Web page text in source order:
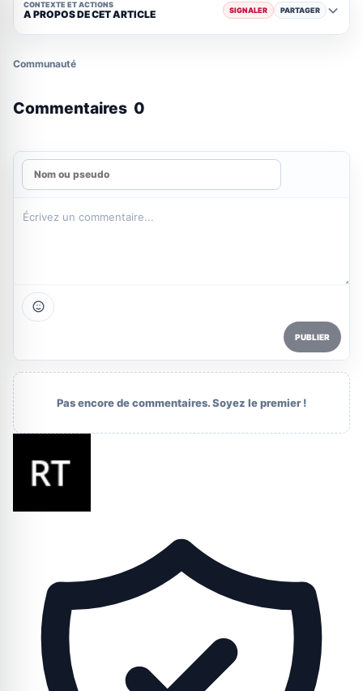
CONTEXTE ET ACTIONS
A PROPOS DE CET ARTICLE SIGNALER PARTAGER
Communauté
Commentaires 0
PUBLIER
Pas encore de commentaires. Soyez le premier !